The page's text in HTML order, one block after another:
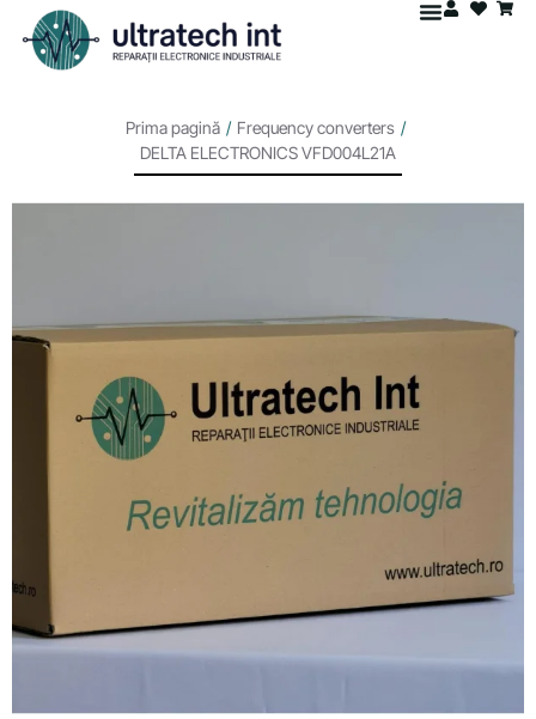
Prima pagină / Frequency converters /
DELTA ELECTRONICS VFD004L21A